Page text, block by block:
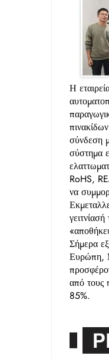
Η
σύνδεση
σύστημα
RoHS,
να
Σήμερα
Ευρώπη,
από τους
85%.